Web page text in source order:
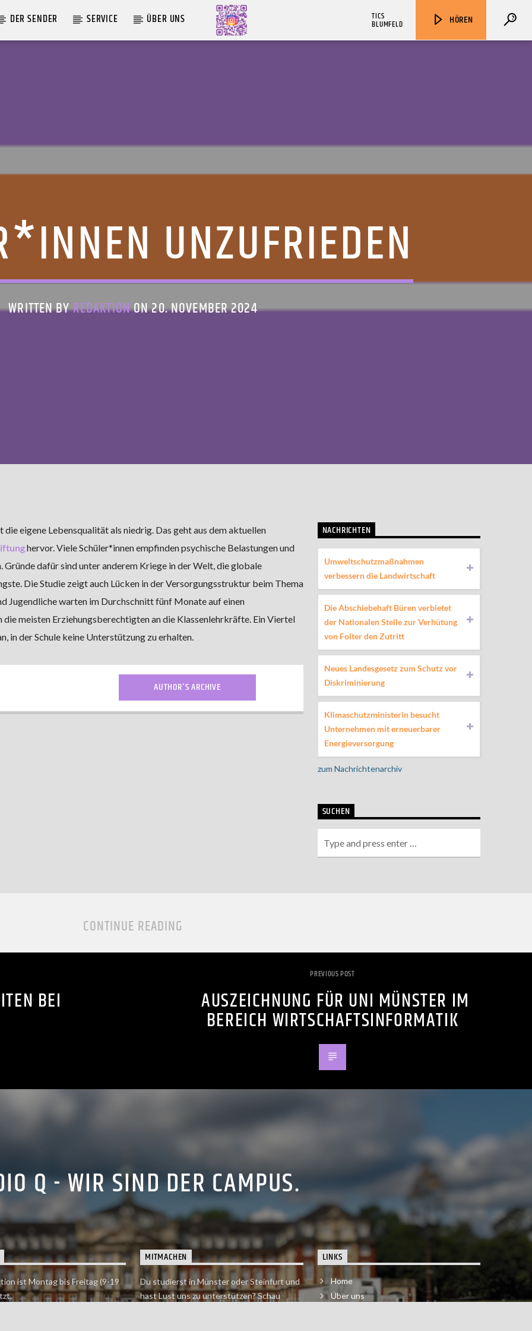
DER SENDER SERVICE ÜBER UNS HÖREN
TICS
BLUMFELD
UNZUFRIEDEN
WRITTEN BYREDAKTIONON 20. NOVEMBER 2024
eigene Lebensqualität als niedrig. Das geht aus dem aktuellen
hervor. Viele Schüler*innen empfinden psychische Belastungen und
Gründe dafür sind unter anderem Kriege in der Welt, die globale
Die Studie zeigt auch Lücken in der Versorgungsstruktur beim Thema
Jugendliche warten im Durchschnitt fünf Monate auf einen
die meisten Erziehungsberechtigten an die Klassenlehrkräfte. Ein Viertel
in der Schule keine Unterstützung zu erhalten.
AUTHOR'S ARCHIVE
NACHRICHTEN
Umweltschutzmaßnahmen
verbessern die Landwirtschaft
Die Abschiebehaft Büren verbietet
der Nationalen Stelle zur Verhütung
von Folter den Zutritt
Neues Landesgesetz zum Schutz vor
Diskriminierung
Klimaschutzministerin besucht
Unternehmen mit erneuerbarer
Energieversorgung
zum Nachrichtenarchiv
SUCHEN
CONTINUE READING
BEI
PREVIOUS POST
AUSZEICHNUNG FÜR UNI MÜNSTER IM
BEREICH WIRTSCHAFTSINFORMATIK
Q - WIR SIND DER CAMPUS.
ist Montag bis Freitag (9-19
MITMACHEN
Du studierst in Münster oder Steinfurt und
hast Lust uns zu unterstützen? Schau
LINKS
Home
Über uns